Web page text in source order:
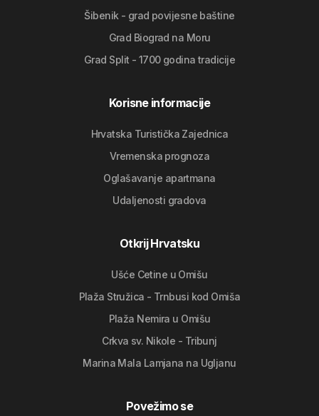
Šibenik - grad povijesne baštine
Grad Biograd na Moru
Grad Split - 1700 godina tradicije
Korisne informacije
Hrvatska Turistička Zajednica
Vremenska prognoza
Oglašavanje apartmana
Udaljenosti gradova
Otkrij Hrvatsku
Ušće Cetine u Omišu
Plaža Stružica - Trnbusi kod Omiša
Plaža Nemira u Omišu
Crkva sv. Nikole - Tribunj
Marina Mala Lamjana na Ugljanu
Povežimo se